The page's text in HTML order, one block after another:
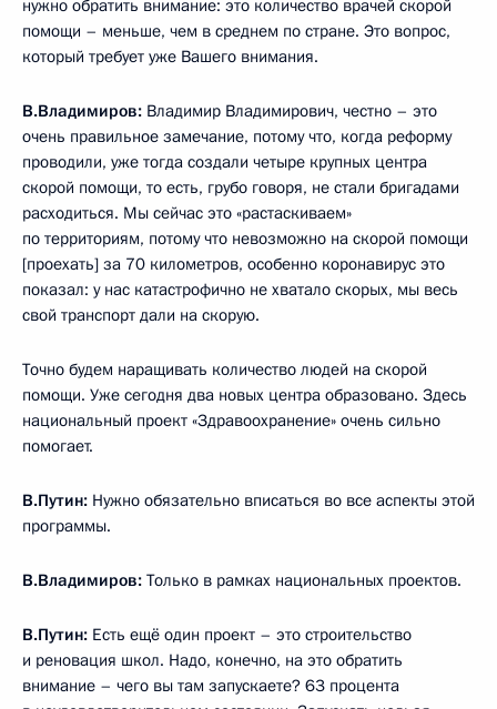
нужно обратить внимание: это количество врачей скорой
помощи – меньше, чем в среднем по стране. Это вопрос,
который требует уже Вашего внимания.
В.Владимиров: Владимир Владимирович, честно – это
очень правильное замечание, потому что, когда реформу
проводили, уже тогда создали четыре крупных центра
скорой помощи, то есть, грубо говоря, не стали бригадами
расходиться. Мы сейчас это «растаскиваем»
по территориям, потому что невозможно на скорой помощи
[проехать] за 70 километров, особенно коронавирус это
показал: у нас катастрофично не хватало скорых, мы весь
свой транспорт дали на скорую.
Точно будем наращивать количество людей на скорой
помощи. Уже сегодня два новых центра образовано. Здесь
национальный проект «Здравоохранение» очень сильно
помогает.
В.Путин: Нужно обязательно вписаться во все аспекты этой
программы.
В.Владимиров: Только в рамках национальных проектов.
В.Путин: Есть ещё один проект – это строительство
и реновация школ. Надо, конечно, на это обратить
внимание – чего вы там запускаете? 63 процента